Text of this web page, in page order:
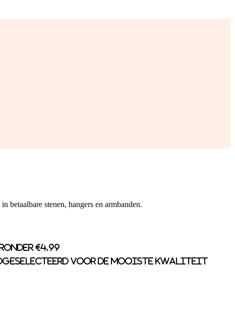
betaalbare stenen, hangers en armbanden.
€4,99
voor de mooiste kwaliteit